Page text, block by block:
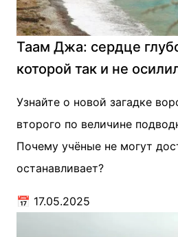
Таам Джа: сердце
которой так и не
Узнайте о новой загадке
второго по величине
Почему учёные не могут
останавливает?
📅 17.05.2025